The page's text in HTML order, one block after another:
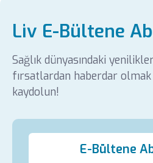
Liv E-Bültene
Sağlık dünyasındaki
fırsatlardan haberdar
kaydolun!
E-Bültene